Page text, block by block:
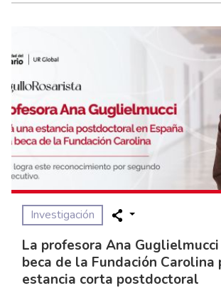
Investigación
La profesora Ana
beca de la Fundación Carolina
estancia corta postdoctoral